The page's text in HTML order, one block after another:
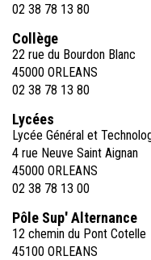
02 38 78 13 80
Collège
22 rue du Bourdon Blanc
45000 ORLEANS
02 38 78 13 80
Lycées
Lycée Général et
4 rue Neuve Saint Aignan
45000 ORLEANS
02 38 78 13 00
Pôle Sup' Alternance
12 chemin du Pont Cotelle
45100 ORLEANS